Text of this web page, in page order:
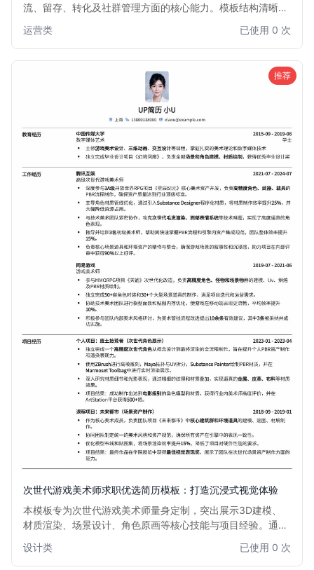
流、留存、转化及社群管理方面的核心能力。模板结构清晰，
能，帮助求职者快速展现其在构建私域流量生态、提升用户生
命周期价值方面的实战经验和卓越成果。适用于电商、教育、
运营类 已使用 0 次
推荐
次世代游戏美术师求职优选简历模板：打造沉浸式视觉体验
本模板专为次世代游戏美术师量身定制，突出展示3D建模、
材质渲染、场景设计、角色原画等核心技能与项目经验。通过
速吸引游戏公司HR的目光，是进入头部游戏工作室的理想选
设计类 已使用 0 次